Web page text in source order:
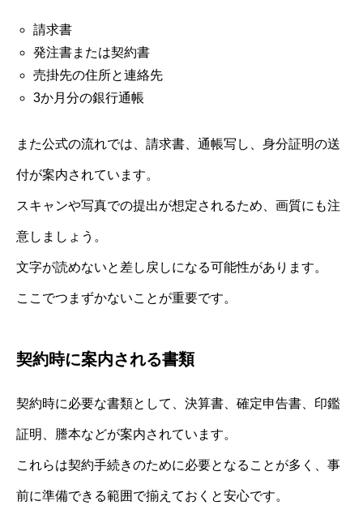
請求書
発注書または契約書
売掛先の住所と連絡先
3か月分の銀行通帳
また公式の流れでは、請求書、通帳写し、身分証明の送
付が案内されています。
スキャンや写真での提出が想定されるため、画質にも注
意しましょう。
文字が読めないと差し戻しになる可能性があります。
ここでつまずかないことが重要です。
契約時に案内される書類
契約時に必要な書類として、決算書、確定申告書、印鑑
証明、謄本などが案内されています。
これらは契約手続きのために必要となることが多く、事
前に準備できる範囲で揃えておくと安心です。